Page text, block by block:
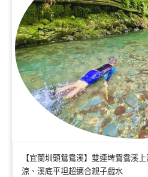
【宜蘭圳頭鴛鴦溪】雙連埤鴛鴦溪
涼、溪底平坦超適合親子戲水